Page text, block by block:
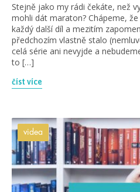
Stejně jako my rádi čekáte, než
mohli dát maraton? Chápeme,
každý další díl a mezitím
předchozím vlastně stalo
celá série ani nevyjde a
to […]
číst více
videa